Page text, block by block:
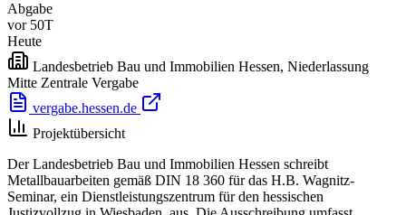
Abgabe
vor 50T
Heute
Landesbetrieb Bau und Immobilien Hessen, Niederlassung
Mitte Zentrale Vergabe
vergabe.hessen.de
Projektübersicht
Der Landesbetrieb Bau und Immobilien Hessen schreibt
Metallbauarbeiten gemäß DIN 18 360 für das H.B. Wagnitz-
Seminar, ein Dienstleistungszentrum für den hessischen